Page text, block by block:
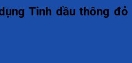
Tinh dầu thông đỏ